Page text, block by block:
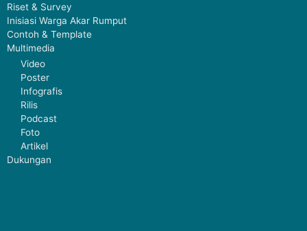
Riset & Survey
Inisiasi Warga Akar Rumput
Contoh & Template
Multimedia
Video
Poster
Infografis
Rilis
Podcast
Foto
Artikel
Dukungan